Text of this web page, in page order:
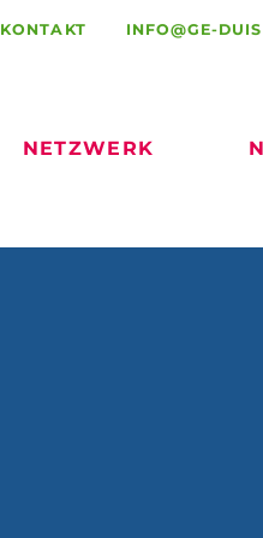
KONTAKT INFO@GE-
NETZWERK